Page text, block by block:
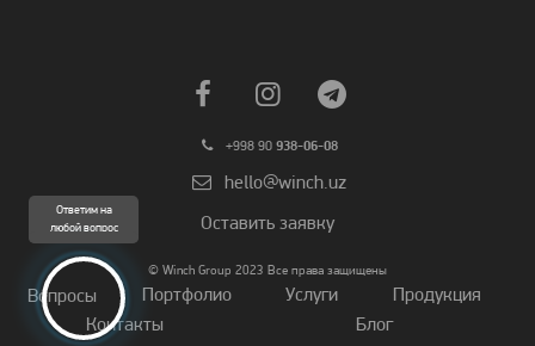
+998 90938-06-08
hello@winch.uz
Оставить заявку
© Winch Group 2023 Все права защищены
Вопросы Портфолио Услуги
Продукция
Контакты
Блог
Ответим на
любой вопрос